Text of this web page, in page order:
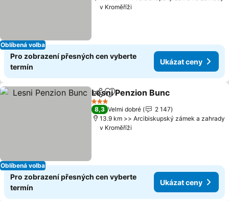
Oblíbená volba
v Kroměříži
Pro zobrazení přesných cen vyberte
termín
Ukázat ceny
Oblíbená volba
SdíletPřidat na seznam oblíbených
Lesni Penzion Bunc
3 Počet hvězdiček
8,3 Velmi dobré
2 147
13.9 km >> Arcibiskupský zámek a zahrady
v Kroměříži
Pro zobrazení přesných cen vyberte
termín
Ukázat ceny